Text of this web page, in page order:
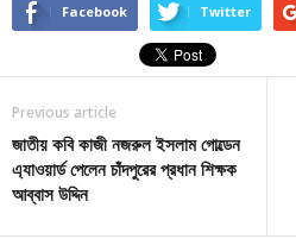
Facebook Twitter
Previous article
জাতীয় কবি কাজী নজরুল ইসলাম গোল্ডেন
এ্যাওয়ার্ড পেলেন চাঁদপুরের প্রধান শিক্ষক
আব্বাস উদ্দিন